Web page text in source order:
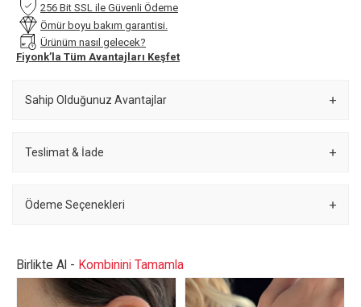
256 Bit SSL ile Güvenli Ödeme
Ömür boyu bakım garantisi.
Ürünüm nasıl gelecek?
Fiyonk’la Tüm Avantajları Keşfet
Sahip Olduğunuz Avantajlar
Teslimat & İade
Ödeme Seçenekleri
Birlikte Al - Kombinini Tamamla